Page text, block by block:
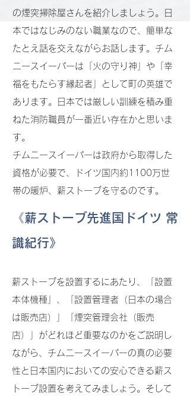
の煙突掃除屋さんを紹介しましょう。
日
本ではなじみのない職業なので、簡単な
たとえ話を交えながらお話します。チム
ニースイーパーは「火の守り神」や「幸
福をもたらす縁起者」として町の英雄で
あります。日本では厳しい訓練を積み重
ねた消防職員が一番近い存在かと思いま
す。
チムニースイーパーは政府から取得した
資格が必要で、ドイツ国内約1100万世
帯の暖炉、薪ストーブを守るのです。
《薪ストーブ先進国ドイツ 常
識紀行》
薪ストーブを設置するにあたり、「設置
本体機種」、「設置管理者（日本の場合
は販売店）」「煙突管理会社（販売
店）」がどれほど重要なのかをご説明し
ながら、チムニースイーパーの真の必要
性と日本国内においての安心できる薪ス
トーブ設置を考えてみましょう。そして